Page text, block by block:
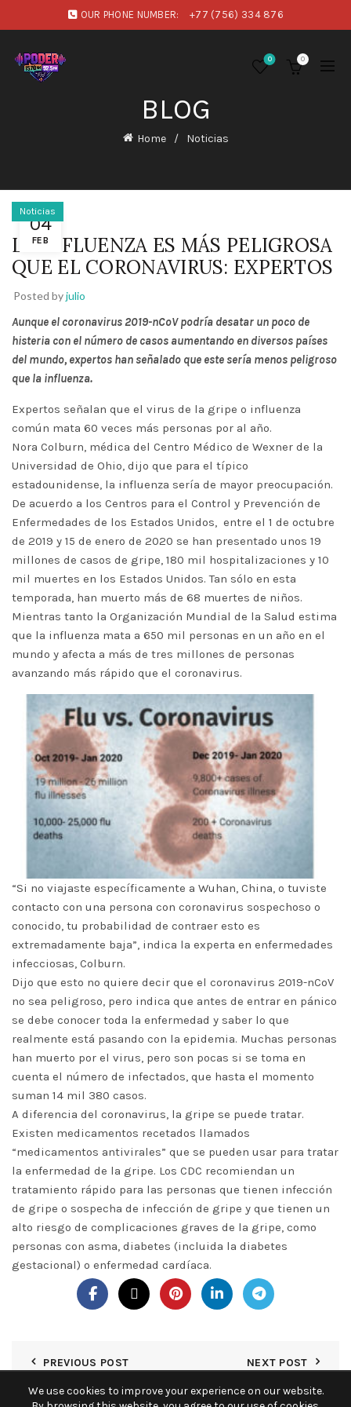
OUR PHONE NUMBER: +77 (756) 334 876
0 0
BLOG
Home Noticias
04
FEB
Noticias
LA INFLUENZA ES MÁS PELIGROSA
QUE EL CORONAVIRUS: EXPERTOS
Posted byjulio
Aunque el coronavirus 2019-nCoV podría desatar un poco de
histeria con el número de casos aumentando en diversos países
del mundo, expertos han señalado que este sería menos peligroso
que la influenza.
Expertos señalan que el virus de la gripe o influenza
común mata 60 veces más personas por al año.
Nora Colburn, médica del Centro Médico de Wexner de la
Universidad de Ohio, dijo que para el típico
estadounidense, la influenza sería de mayor preocupación.
De acuerdo a los Centros para el Control y Prevención de
Enfermedades de los Estados Unidos, entre el 1 de octubre
de 2019 y 15 de enero de 2020 se han presentado unos 19
millones de casos de gripe, 180 mil hospitalizaciones y 10
mil muertes en los Estados Unidos. Tan sólo en esta
temporada, han muerto más de 68 muertes de niños.
Mientras tanto la Organización Mundial de la Salud estima
que la influenza mata a 650 mil personas en un año en el
mundo y afecta a más de tres millones de personas
avanzando más rápido que el coronavirus.
“Si no viajaste específicamente a Wuhan, China, o tuviste
contacto con una persona con coronavirus sospechoso o
conocido, tu probabilidad de contraer esto es
extremadamente baja”, indica la experta en enfermedades
infecciosas, Colburn.
Dijo que esto no quiere decir que el coronavirus 2019-nCoV
no sea peligroso, pero indica que antes de entrar en pánico
se debe conocer toda la enfermedad y saber lo que
realmente está pasando con la epidemia. Muchas personas
han muerto por el virus, pero son pocas si se toma en
cuenta el número de infectados, que hasta el momento
suman 14 mil 380 casos.
A diferencia del coronavirus, la gripe se puede tratar.
Existen medicamentos recetados llamados
“medicamentos antivirales” que se pueden usar para tratar
la enfermedad de la gripe. Los CDC recomiendan un
tratamiento rápido para las personas que tienen infección
de gripe o sospecha de infección de gripe y que tienen un
alto riesgo de complicaciones graves de la gripe, como
personas con asma, diabetes (incluida la diabetes
gestacional) o enfermedad cardíaca.
PREVIOUS POST NEXT POST
We use cookies to improve your experience on our website.